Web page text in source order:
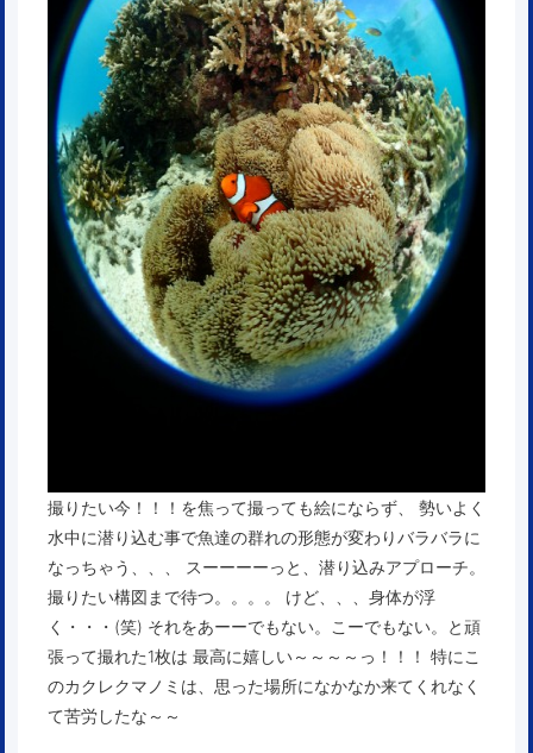
撮りたい今！！！を焦って撮っても絵にならず、 勢いよく
水中に潜り込む事で魚達の群れの形態が変わりバラバラに
なっちゃう、、、 スーーーーっと、潜り込みアプローチ。
撮りたい構図まで待つ。。。。 けど、、、身体が浮
く・・・(笑) それをあーーでもない。こーでもない。と頑
張って撮れた1枚は 最高に嬉しい～～～～っ！！！ 特にこ
のカクレクマノミは、思った場所になかなか来てくれなく
て苦労したな～～